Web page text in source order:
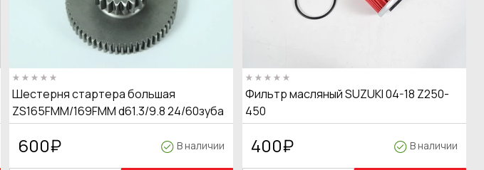
Шестерня стартера большая
ZS165FMM/169FMM d61.3/9.8 24/60зуба
600₽ В наличии
Фильтр масляный SUZUKI 04-18 Z250-
450
400₽ В наличии